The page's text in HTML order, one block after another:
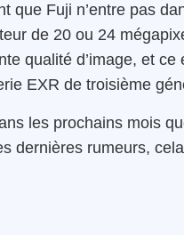
que Fuji n’entre pas
de 20 ou 24
qualité d’image, et
EXR de troisième
les prochains mois
dernières rumeurs,